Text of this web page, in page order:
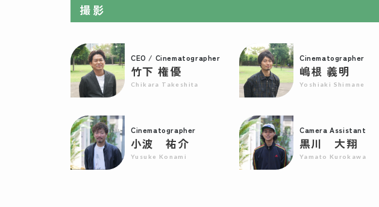
撮影
CEO / Cinematographer
竹下 権優
Chikara Takeshita
Cinematographer
嶋根 義明
Yoshiaki Shimane
Cinematographer
小波 祐介
Yusuke Konami
Camera Assistant
黒川 大翔
Yamato Kurokawa